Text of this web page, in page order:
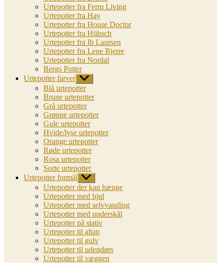
Urtepotter fra Ferm Living
Urtepotter fra Hay
Urtepotter fra House Doctor
Urtepotter fra Hübsch
Urtepotter fra Ib Laursen
Urtepotter fra Lene Bjerre
Urtepotter fra Nordal
Bergs Potter
Urtepotter farver Vis
undermenu
Blå urtepotter
Brune urtepotter
Grå urtepotter
Grønne urtepotter
Gule urtepotter
Hvide/lyse urtepotter
Orange urtepotter
Røde urtepotter
Rosa urtepotter
Sorte urtepotter
Urtepotter formål Vis
undermenu
Urtepotter der kan hænge
Urtepotter med hjul
Urtepotter med selvvanding
Urtepotter med underskål
Urtepotter på stativ
Urtepotter til altan
Urtepotter til gulv
Urtepotter til udendørs
Urtepotter til væggen